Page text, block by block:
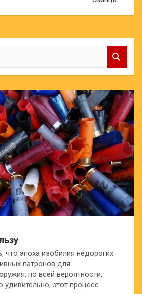
что эпоха изобилия недорогих
патронов для
по всей вероятности,
удивительно, этот процесс